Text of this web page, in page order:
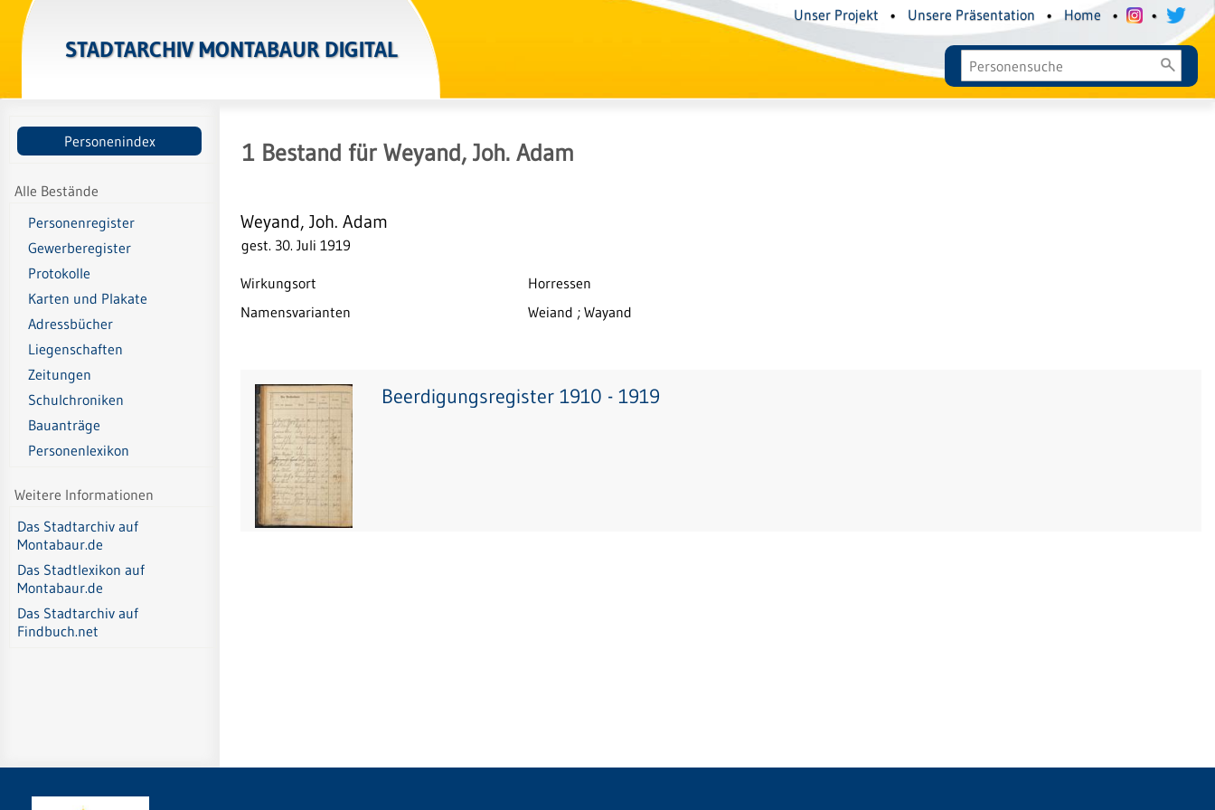
STADTARCHIV MONTABAUR DIGITAL
Unser Projekt • Unsere Präsentation • Home • •
Personenindex
Alle Bestände
Personenregister
Gewerberegister
Protokolle
Karten und Plakate
Adressbücher
Liegenschaften
Zeitungen
Schulchroniken
Bauanträge
Personenlexikon
Weitere Informationen
Das Stadtarchiv auf
Montabaur.de
Das Stadtlexikon auf
Montabaur.de
Das Stadtarchiv auf
Findbuch.net
1 Bestand für Weyand, Joh. Adam
Weyand, Joh. Adam
gest. 30. Juli 1919
Wirkungsort
Horressen
Namensvarianten
Weiand ; Wayand
Beerdigungsregister 1910 - 1919